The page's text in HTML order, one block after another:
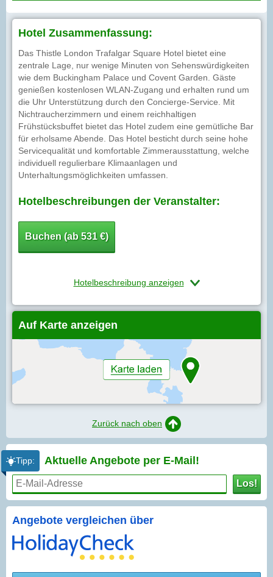
Hotel Zusammenfassung:
Das Thistle London Trafalgar Square Hotel bietet eine
zentrale Lage, nur wenige Minuten von Sehenswürdigkeiten
wie dem Buckingham Palace und Covent Garden. Gäste
genießen kostenlosen WLAN-Zugang und erhalten rund um
die Uhr Unterstützung durch den Concierge-Service. Mit
Nichtraucherzimmern und einem reichhaltigen
Frühstücksbuffet bietet das Hotel zudem eine gemütliche Bar
für erholsame Abende. Das Hotel besticht durch seine hohe
Servicequalität und komfortable Zimmerausstattung, welche
individuell regulierbare Klimaanlagen und
Unterhaltungsmöglichkeiten umfassen.
Hotelbeschreibungen der Veranstalter:
Buchen (ab 531 €)
Hotelbeschreibung anzeigen
Auf Karte anzeigen
Zurück nach oben
Tipp: Aktuelle Angebote per E-Mail!
Los!
Angebote vergleichen über